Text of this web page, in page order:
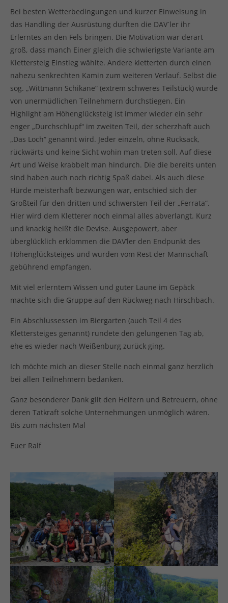
Bei besten Wetterbedingungen und kurzer Einweisung in
das Handling der Ausrüstung durften die DAV`ler ihr
Erlerntes an den Fels bringen. Die Motivation war derart
groß, dass manch Einer gleich die schwierigste Variante am
Klettersteig Einstieg wählte. Andere kletterten durch einen
nahezu senkrechten Kamin zum weiteren Verlauf. Selbst die
sog. „Wittmann Schikane“ (extrem schweres Teilstück) wurde
von unermüdlichen Teilnehmern durchstiegen. Ein
Highlight am Höhenglücksteig ist immer wieder ein sehr
enger „Durchschlupf“ im zweiten Teil, der scherzhaft auch
„Das Loch“ genannt wird. Jeder einzeln, ohne Rucksack,
rückwärts und keine Sicht wohin man treten soll. Auf diese
Art und Weise krabbelt man hindurch. Die die bereits unten
sind haben auch noch richtig Spaß dabei. Als auch diese
Hürde meisterhaft bezwungen war, entschied sich der
Großteil für den dritten und schwersten Teil der „Ferrata“.
Hier wird dem Kletterer noch einmal alles abverlangt. Kurz
und knackig heißt die Devise. Ausgepowert, aber
überglücklich erklommen die DAV’ler den Endpunkt des
Höhenglücksteiges und wurden vom Rest der Mannschaft
gebührend empfangen.
Mit viel erlerntem Wissen und guter Laune im Gepäck
machte sich die Gruppe auf den Rückweg nach Hirschbach.
Ein Abschlussessen im Biergarten (auch Teil 4 des
Klettersteiges genannt) rundete den gelungenen Tag ab,
ehe es wieder nach Weißenburg zurück ging.
Ich möchte mich an dieser Stelle noch einmal ganz herzlich
bei allen Teilnehmern bedanken.
Ganz besonderer Dank gilt den Helfern und Betreuern, ohne
deren Tatkraft solche Unternehmungen unmöglich wären.
Bis zum nächsten Mal
Euer Ralf